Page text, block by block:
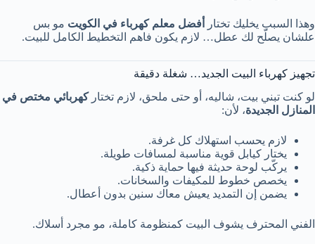
وهذا السبب يخليك تختار أفضل معلم كهرباء في الكويت مو بس
علشان يصلّح لك عطل… لازم يكون فاهم التخطيط الكامل للبيت.
تجهيز كهرباء البيت الجديد… شغلة دقيقة
لو كنت تبني بيت، شاليه، أو حتى ملحق، لازم تختاركهربائي مختص في
المنازل الجديدة، لأن:
لازم يحسب استهلاك كل غرفة.
يختار كيابل قوية مناسبة لمسافات طويلة.
يركّب لوحة حديثة فيها حماية ذكية.
يخصص خطوط للمكيفات والسخانات.
يضمن إن التمديد يعيش معاك سنين بدون أعطال.
الفني المحترف يشوف البيت كمنظومة كاملة، مو مجرد أسلاك.